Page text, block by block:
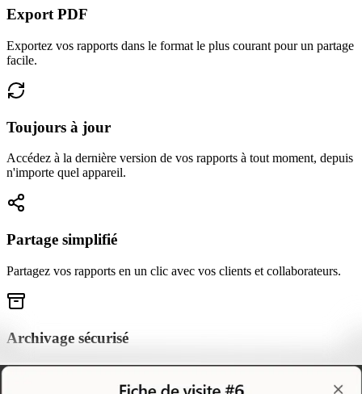
Export PDF
Exportez vos rapports dans le format le plus courant pour un partage
facile.
Toujours à jour
Accédez à la dernière version de vos rapports à tout moment, depuis
n'importe quel appareil.
Partage simplifié
Partagez vos rapports en un clic avec vos clients et collaborateurs.
Archivage sécurisé
Tous vos rapports sont archivés et accessibles dans votre espace